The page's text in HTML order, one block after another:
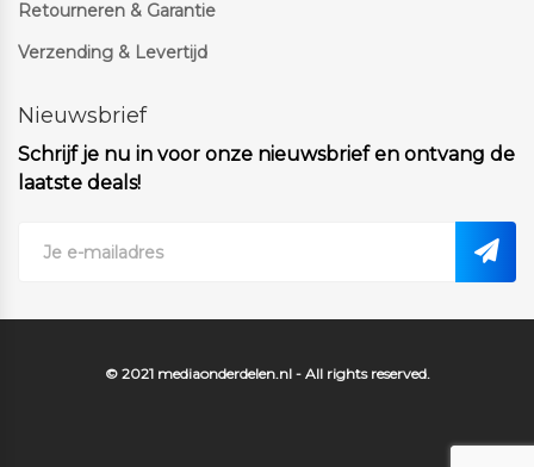
Retourneren & Garantie
Verzending & Levertijd
Nieuwsbrief
Schrijf je nu in voor onze nieuwsbrief en ontvang de
laatste deals!
© 2021 mediaonderdelen.nl - All rights reserved.